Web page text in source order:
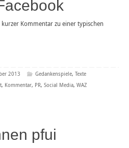
Kommentar zu einer typischen
2013 Gedankenspiele, Texte
, Kommentar, PR,Social Media,WAZ
pfui